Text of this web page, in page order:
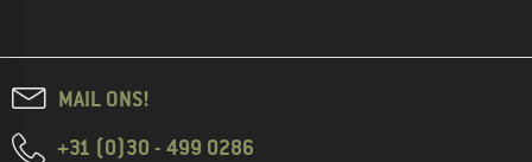
MAIL ONS!
+31 (0)30 - 499 0286